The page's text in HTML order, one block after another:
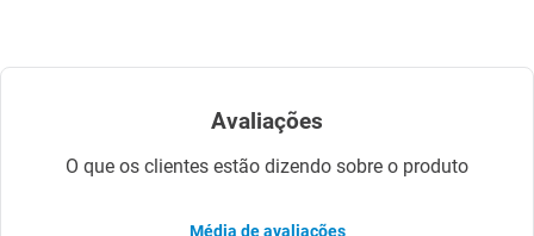
Avaliações
O que os clientes estão dizendo sobre o produto